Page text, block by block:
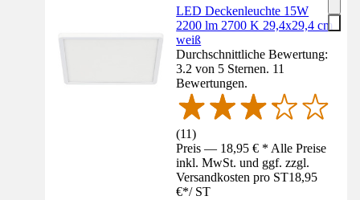
LED Deckenleuchte 15W
2200 lm 2700 K 29,4x29,4 cm
weiß
Durchschnittliche Bewertung:
3.2 von 5 Sternen. 11
Bewertungen.
(11)
Preis — 18,95 € * Alle Preise
inkl. MwSt. und ggf. zzgl.
Versandkosten pro ST18,95
€*/ ST